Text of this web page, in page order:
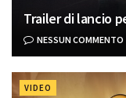
Trailer di lancio
NESSUN COMMENTO
VIDEO